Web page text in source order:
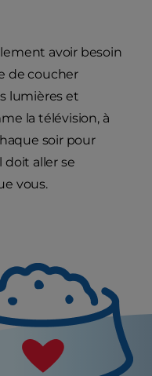
avoir besoin
de coucher
lumières et
la télévision, à
soir pour
doit aller se
vous.